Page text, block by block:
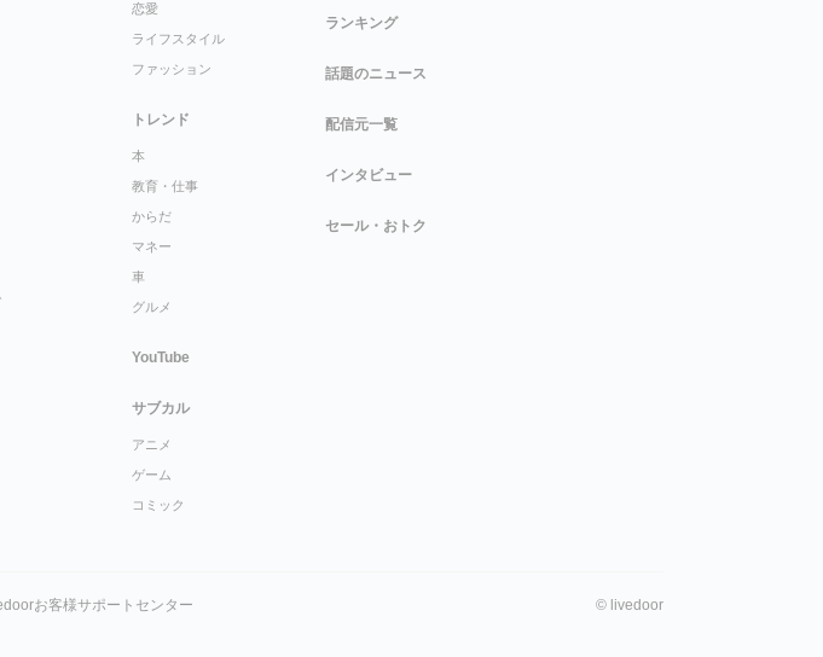
恋愛
ライフスタイル
ファッション
トレンド
本
教育・仕事
からだ
マネー
車
グルメ
YouTube
サブカル
アニメ
ゲーム
コミック
ランキング
話題のニュース
配信元一覧
インタビュー
セール・おトク
お客様サポートセンター © livedoor